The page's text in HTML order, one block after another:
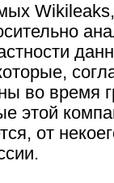
во время
этой
от